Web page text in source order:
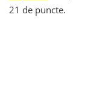
21 de puncte.